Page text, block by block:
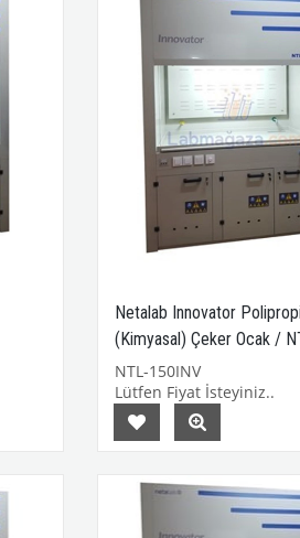
Netalab Innovator
(Kimyasal) Çeker Ocak /
150INV
NTL-150INV
Lütfen Fiyat İsteyiniz..